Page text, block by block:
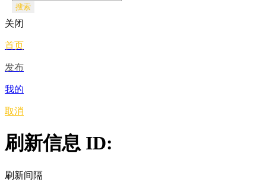
搜索
关闭
首页
发布
我的
取消
刷新信息 ID:
刷新间隔